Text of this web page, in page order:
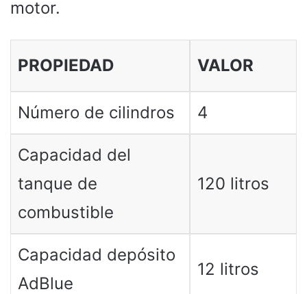
motor.
PROPIEDAD VALOR
Número de cilindros 4
Capacidad del
tanque de
combustible
120 litros
Capacidad depósito
AdBlue
12 litros